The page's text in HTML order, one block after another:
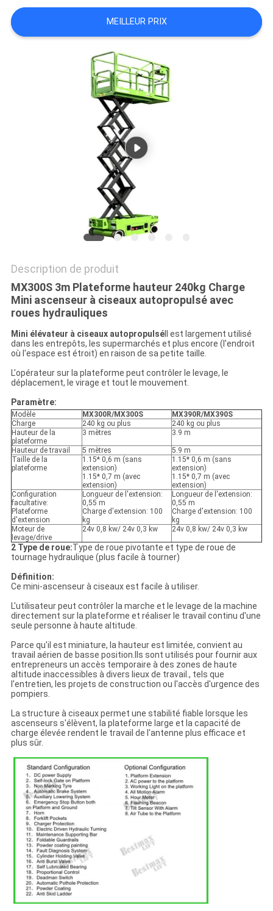
NOUS
CONTACTER
NOUVELLES
DE
CONFIDENTIALITÉ
MEILLEUR PRIX
Description de produit
MX300S 3m Plateforme hauteur 240kg Charge
Mini ascenseur à ciseaux autopropulsé avec
roues hydrauliques
Mini élévateur à ciseaux autopropulséIl est largement utilisé
dans les entrepôts, les supermarchés et plus encore (l'endroit
où l'espace est étroit) en raison de sa petite taille.
L'opérateur sur la plateforme peut contrôler le levage, le
déplacement, le virage et tout le mouvement.
Paramètre:
Modèle MX300R/MX300S
MX390R/MX390S
Charge
240 kg ou plus
240 kg ou plus
Hauteur de la
plateforme
3 mètres 3.9 m
Hauteur de travail 5 mètres
5.9 m
Taille de la
plateforme
1.15* 0,6 m (sans
extension)
1.15* 0,7 m (avec
extension)
1.15* 0,6 m (sans
extension)
1.15* 0,7 m (avec
extension)
Configuration
facultative:
Plateforme
d'extension
Longueur de l'extension:
0,55 m
Charge d'extension: 100
kg
Longueur de l'extension:
0,55 m
Charge d'extension: 100
kg
Moteur de
levage/drive
24v 0,8 kw/ 24v 0,3 kw 24v 0,8 kw/ 24v 0,3 kw
2 Type de roue:Type de roue pivotante et type de roue de
tournage hydraulique (plus facile à tourner)
Définition:
Ce mini-ascenseur à ciseaux est facile à utiliser.
L'utilisateur peut contrôler la marche et le levage de la machine
directement sur la plateforme et réaliser le travail continu d'une
seule personne à haute altitude.
Parce qu'il est miniature, la hauteur est limitée, convient au
travail aérien de basse position.Ils sont utilisés pour fournir aux
entrepreneurs un accès temporaire à des zones de haute
altitude inaccessibles à divers lieux de travail., tels que
l'entretien, les projets de construction ou l'accès d'urgence des
pompiers.
La structure à ciseaux permet une stabilité fiable lorsque les
ascenseurs s'élèvent, la plateforme large et la capacité de
charge élevée rendent le travail de l'antenne plus efficace et
plus sûr.